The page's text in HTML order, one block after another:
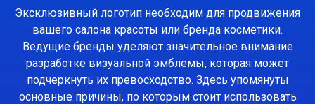
Эксклюзивный логотип необходим для продвижения
вашего салона красоты или бренда косметики.
Ведущие бренды уделяют значительное внимание
разработке визуальной эмблемы, которая может
подчеркнуть их превосходство. Здесь упомянуты
основные причины, по которым стоит использовать